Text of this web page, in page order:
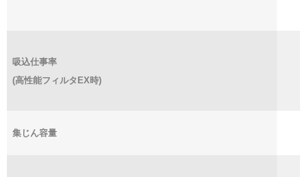
吸込仕事率
(高性能フィルタEX時)
集じん容量